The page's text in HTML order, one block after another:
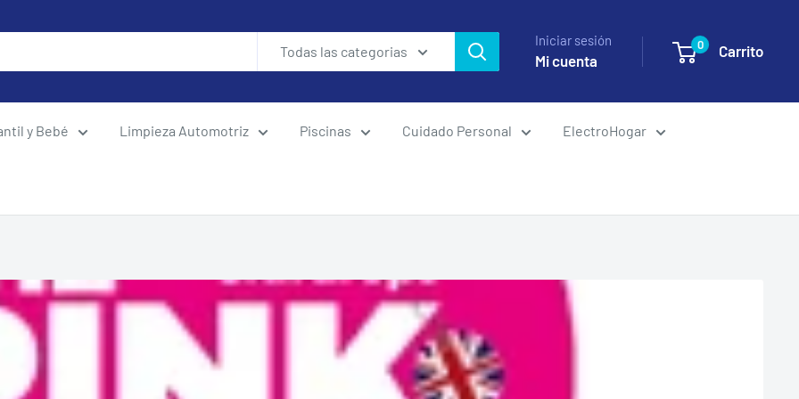
Todas las categorias
Iniciar sesión
Mi cuenta
0 Carrito
y Bebé Limpieza Automotriz Piscinas Cuidado Personal ElectroHogar